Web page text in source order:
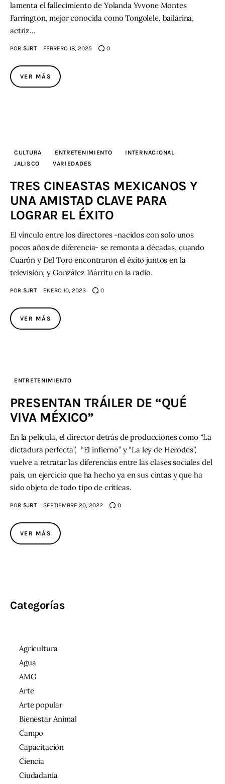
lamenta el fallecimiento de Yolanda Yvvone Montes
Farrington, mejor conocida como Tongolele, bailarina,
actriz…
POR SJRT FEBRERO 18, 2025 0
VER MÁS
CULTURA ENTRETENIMIENTO
INTERNACIONAL
JALISCO
VARIEDADES
TRES CINEASTAS MEXICANOS Y
UNA AMISTAD CLAVE PARA
LOGRAR EL ÉXITO
El vínculo entre los directores -nacidos con solo unos
pocos años de diferencia- se remonta a décadas, cuando
Cuarón y Del Toro encontraron el éxito juntos en la
televisión, y González Iñárritu en la radio.
POR SJRT ENERO 10, 2023 0
VER MÁS
ENTRETENIMIENTO
PRESENTAN TRÁILER DE “QUÉ
VIVA MÉXICO”
En la película, el director detrás de producciones como “La
dictadura perfecta”, “El infierno” y “La ley de Herodes”,
vuelve a retratar las diferencias entre las clases sociales del
país, un ejercicio que ha hecho ya en sus cintas y que ha
sido objeto de todo tipo de críticas.
POR SJRT SEPTIEMBRE 20, 2022 0
VER MÁS
Categorías
Agricultura
Agua
AMG
Arte
Arte popular
Bienestar Animal
Campo
Capacitación
Ciencia
Ciudadanía